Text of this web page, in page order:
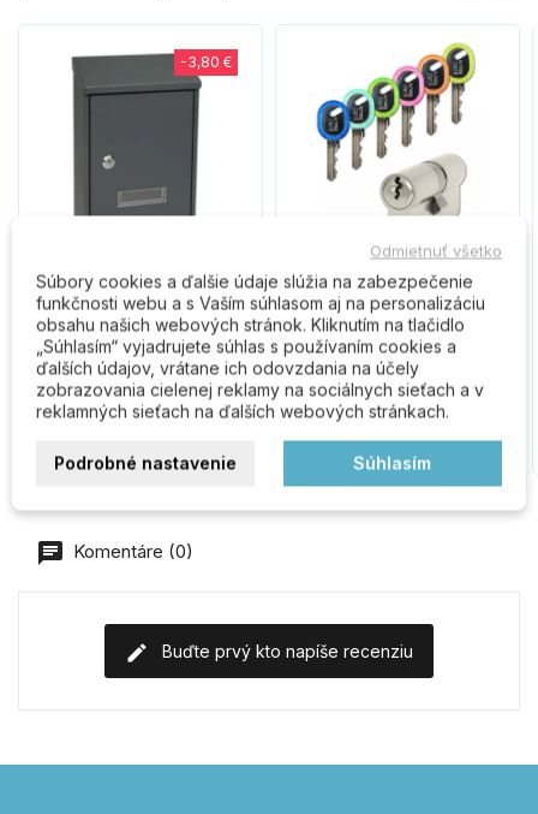
BK.33.AM poštová
schránka antracit
20,70 €
-3,80 €
16,90 €
EURO Secure
bezpečnostná vložka
11,50 €
Komentáre (0)
Buďte prvý kto napíše recenziu
Odmietnuť všetko
Súbory cookies a ďalšie údaje slúžia na zabezpečenie
funkčnosti webu a s Vaším súhlasom aj na personalizáciu
obsahu našich webových stránok. Kliknutím na tlačidlo
„Súhlasím“ vyjadrujete súhlas s používaním cookies a
ďalších údajov, vrátane ich odovzdania na účely
zobrazovania cielenej reklamy na sociálnych sieťach a v
reklamných sieťach na ďalších webových stránkach.
Podrobné nastavenie Súhlasím